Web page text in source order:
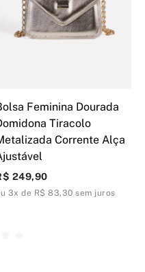
Feminina Dourada
Tiracolo
Corrente Alça
249,90
3x de R$ 83,30 sem juros